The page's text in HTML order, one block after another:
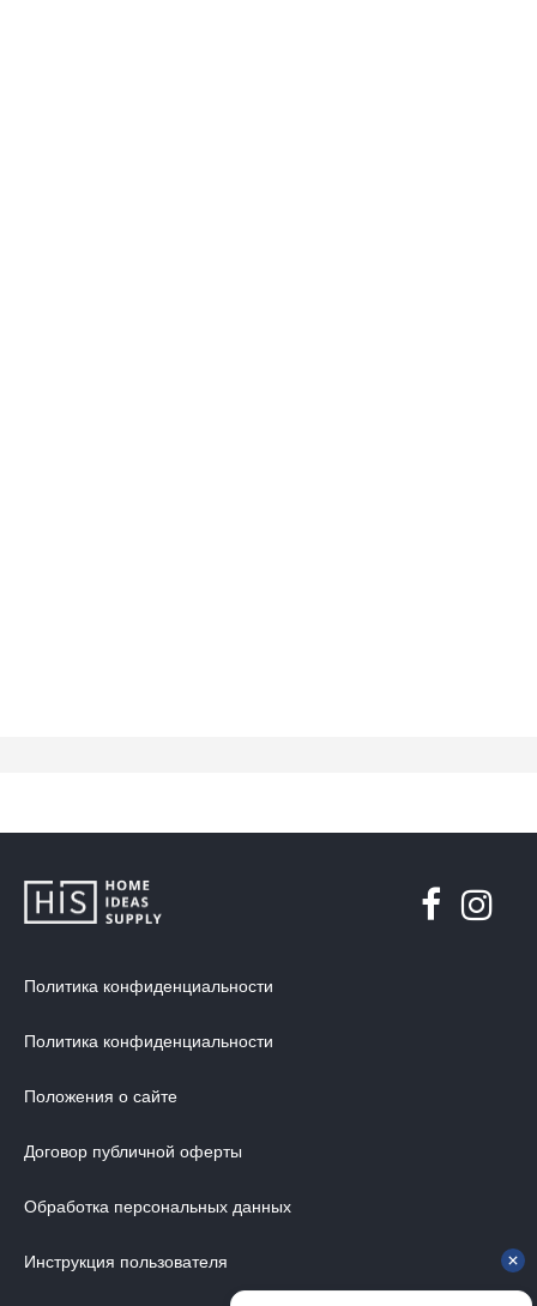
Политика конфиденциальности
Политика конфиденциальности
Положения о сайте
Договор публичной оферты
Обработка персональных данных
Инструкция пользователя